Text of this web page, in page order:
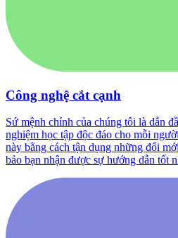
Công nghệ cắt cạnh
Sứ mệnh chính của chúng tôi là dẫn
nghiệm học tập độc đáo cho mỗi
này bằng cách tận dụng những đổi
bảo bạn nhận được sự hướng dẫn tốt